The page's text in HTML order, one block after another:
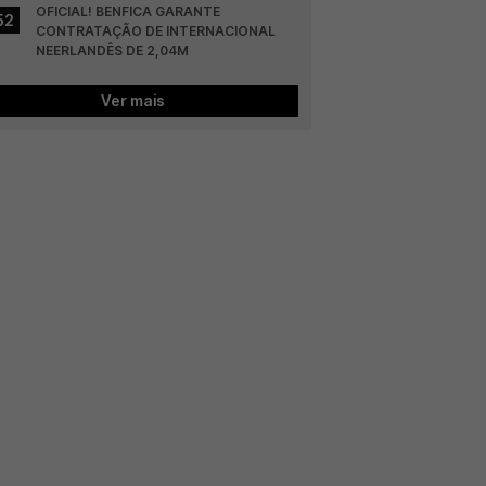
OFICIAL! BENFICA GARANTE
CONTRATAÇÃO DE INTERNACIONAL
NEERLANDÊS DE 2,04M
Ver mais